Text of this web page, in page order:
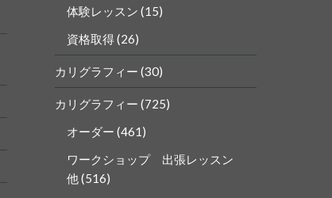
体験レッスン (15)
資格取得(26)
カリグラフィー (30)
カリグラフィー (725)
オーダー (461)
ワークショップ 出張レッスン
他(516)